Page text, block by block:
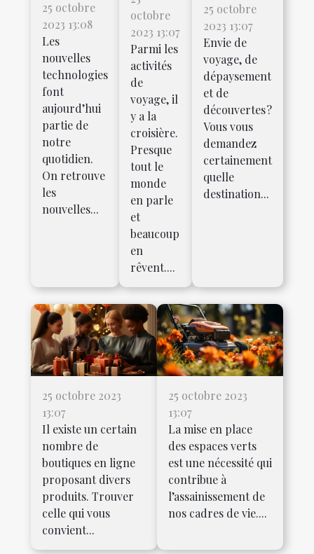
25 octobre
2023 13:08
Les
nouvelles
technologies
font
aujourd’hui
partie de
notre
quotidien.
On retrouve
les
nouvelles...
octobre
2023 13:07
Parmi les
activités
de
voyage, il
y a la
croisière.
Presque
tout le
monde
en parle
et
beaucoup
en
rêvent....
25 octobre
2023 13:07
Envie de
voyage, de
dépaysement
et de
découvertes ?
Vous vous
demandez
certainement
quelle
destination...
25 octobre 2023
13:07
Il existe un certain
nombre de
boutiques en ligne
proposant divers
produits. Trouver
celle qui vous
convient...
25 octobre 2023
13:07
La mise en place
des espaces verts
est une nécessité qui
contribue à
l’assainissement de
nos cadres de vie....